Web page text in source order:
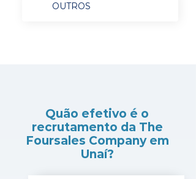
OUTROS
Quão efetivo é o
recrutamento da The
Foursales Company em
Unaí?